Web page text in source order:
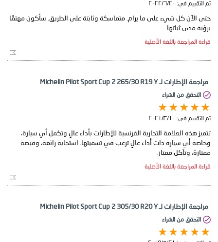
تم التقييم في: ٢٠‏/٦‏/٢٠٢٢
حتى الآن كل شيء على ما يرام. متماسكة وثابتة على الطريق. سأكون مهتمًا
برؤية مدى ثباتها
قراءة المراجعة باللغة الأصلية
مراجعة الإطارات لـ Michelin Pilot Sport Cup 2 265/30 R19 Y
التحقق من الشراء
تم التقييم في: ١٠‏/٣‏/٢٠٢١
تتميز هذه العلامة التجارية الفرنسية للإطارات بأداء عالٍ وتكمل أي سيارة،
وخاصة أي سيارة ذات أداء عالٍ ترغب في تسميتها. استجابة رائعة، وقبضة
ممتازة، وتآكل ممتاز.
قراءة المراجعة باللغة الأصلية
مراجعة الإطارات لـ Michelin Pilot Sport Cup 2 305/30 R20 Y
التحقق من الشراء